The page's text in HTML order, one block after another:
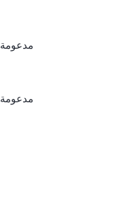
مدعومة
مدعومة